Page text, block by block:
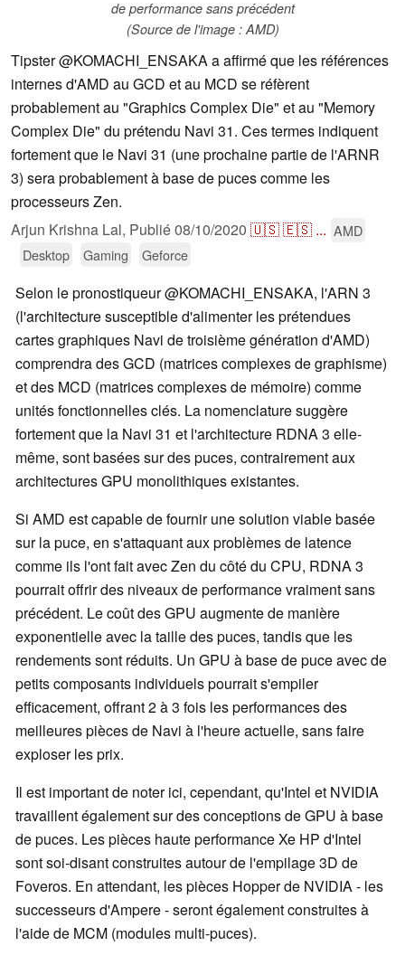
de performance sans précédent
(Source de l'image : AMD)
Tipster @KOMACHI_ENSAKA a affirmé que les références
internes d'AMD au GCD et au MCD se réfèrent
probablement au "Graphics Complex Die" et au "Memory
Complex Die" du prétendu Navi 31. Ces termes indiquent
fortement que le Navi 31 (une prochaine partie de l'ARNR
3) sera probablement à base de puces comme les
processeurs Zen.
Arjun Krishna Lal, Publié08/10/2020 🇺🇸🇪🇸 ... AMD
Desktop
Gaming Geforce
Selon le pronostiqueur @KOMACHI_ENSAKA, l'ARN 3
(l'architecture susceptible d'alimenter les prétendues
cartes graphiques Navi de troisième génération d'AMD)
comprendra des GCD (matrices complexes de graphisme)
et des MCD (matrices complexes de mémoire) comme
unités fonctionnelles clés. La nomenclature suggère
fortement que la Navi 31 et l'architecture RDNA 3 elle-
même, sont basées sur des puces, contrairement aux
architectures GPU monolithiques existantes.
Si AMD est capable de fournir une solution viable basée
sur la puce, en s'attaquant aux problèmes de latence
comme ils l'ont fait avec Zen du côté du CPU, RDNA 3
pourrait offrir des niveaux de performance vraiment sans
précédent. Le coût des GPU augmente de manière
exponentielle avec la taille des puces, tandis que les
rendements sont réduits. Un GPU à base de puce avec de
petits composants individuels pourrait s'empiler
efficacement, offrant 2 à 3 fois les performances des
meilleures pièces de Navi à l'heure actuelle, sans faire
exploser les prix.
Il est important de noter ici, cependant, qu'Intel et NVIDIA
travaillent également sur des conceptions de GPU à base
de puces. Les pièces haute performance Xe HP d'Intel
sont soi-disant construites autour de l'empilage 3D de
Foveros. En attendant, les pièces Hopper de NVIDIA - les
successeurs d'Ampere - seront également construites à
l'aide de MCM (modules multi-puces).